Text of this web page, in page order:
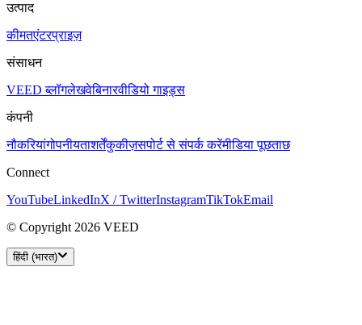
उत्पाद
कीमतएंटरप्राइज़
संसाधन
VEED ब्लॉगलेखवेबिनारवीडियो गाइड्स
कंपनी
नौकरियांगोपनीयताशर्तेंकुकीज़सपोर्ट से संपर्क करेंमीडिया पूछताछ
Connect
YouTubeLinkedInX / TwitterInstagramTikTokEmail
© Copyright 2026 VEED
हिंदी (भारत)